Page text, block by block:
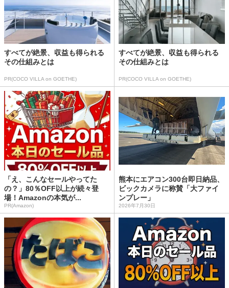
すべてが絶景、収益も得られる
その仕組みとは
PR(COCO VILLA on GOETHE)
すべてが絶景、収益も得られる
その仕組みとは
PR(COCO VILLA on GOETHE)
「え、こんなセールやってた
の？」80％OFF以上が続々登
場！Amazonの本気が...
PR(Amazon)
熊本にエアコン300台即日納品、
ビックカメラに称賛「大ファイ
ンプレー」
2026年7月30日